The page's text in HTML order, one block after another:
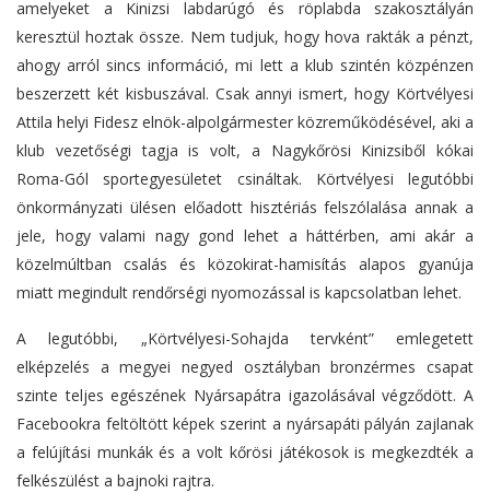
amelyeket a Kinizsi labdarúgó és röplabda szakosztályán
keresztül hoztak össze. Nem tudjuk, hogy hova rakták a pénzt,
ahogy arról sincs információ, mi lett a klub szintén közpénzen
beszerzett két kisbuszával. Csak annyi ismert, hogy Körtvélyesi
Attila helyi Fidesz elnök-alpolgármester közreműködésével, aki a
klub vezetőségi tagja is volt, a Nagykőrösi Kinizsiből kókai
Roma-Gól sportegyesületet csináltak. Körtvélyesi legutóbbi
önkormányzati ülésen előadott hisztériás felszólalása annak a
jele, hogy valami nagy gond lehet a háttérben, ami akár a
közelmúltban csalás és közokirat-hamisítás alapos gyanúja
miatt megindult rendőrségi nyomozással is kapcsolatban lehet.
A legutóbbi, „Körtvélyesi-Sohajda tervként” emlegetett
elképzelés a megyei negyed osztályban bronzérmes csapat
szinte teljes egészének Nyársapátra igazolásával végződött. A
Facebookra feltöltött képek szerint a nyársapáti pályán zajlanak
a felújítási munkák és a volt kőrösi játékosok is megkezdték a
felkészülést a bajnoki rajtra.